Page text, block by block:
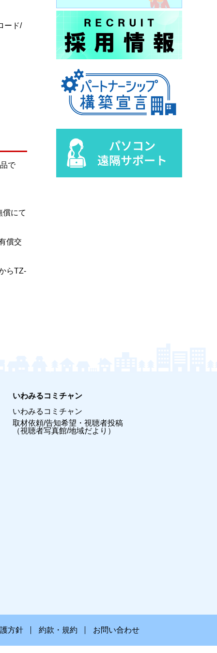
ード/
で
償にて
償交
らTZ-
いわみるコミチャン
いわみるコミチャン
取材依頼/告知希望・視聴者投稿
（視聴者写真館/地域だより）
方針 約款・規約 お問い合わせ